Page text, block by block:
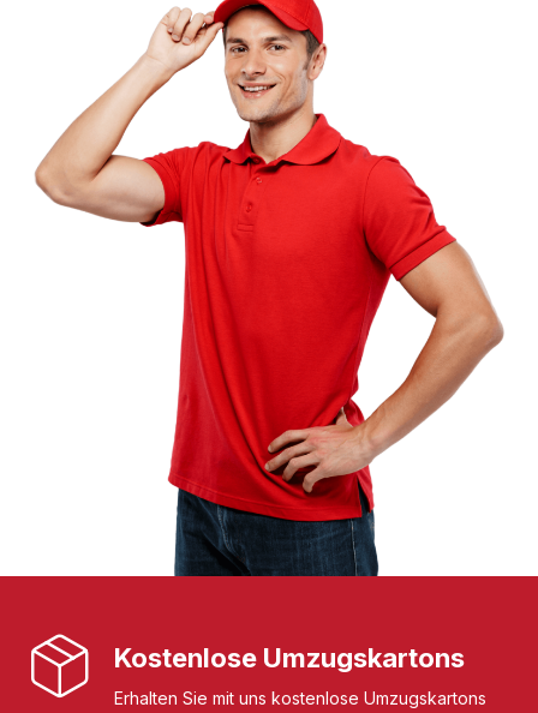
Kostenlose Umzugskartons
Erhalten Sie mit uns kostenlose Umzugskartons